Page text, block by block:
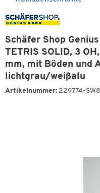
Schäfer Shop
TETRIS SOLID, 3
mm, mit Böden und
lichtgrau/weißalu
Artikelnummer: 229774-